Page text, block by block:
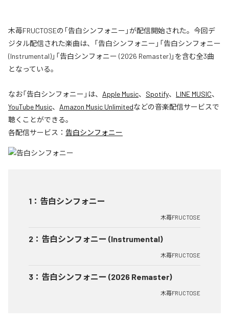
木苺FRUCTOSEの「告白シンフォニー」が配信開始された。今回デ
ジタル配信された楽曲は、「告白シンフォニー」「告白シンフォニー
(Instrumental)」「告白シンフォニー (2026 Remaster)」を含む全3曲
となっている。
なお「告白シンフォニー 」は、 Apple Music、 Spotify、 LINE MUSIC、
YouTube Music、 Amazon Music Unlimitedなどの音楽配信サービスで
聴くことができる。
各配信サービス： 告白シンフォニー
1 ： 告白シンフォニー
木苺FRUCTOSE
2 ： 告白シンフォニー (Instrumental)
木苺FRUCTOSE
3 ： 告白シンフォニー (2026 Remaster)
木苺FRUCTOSE